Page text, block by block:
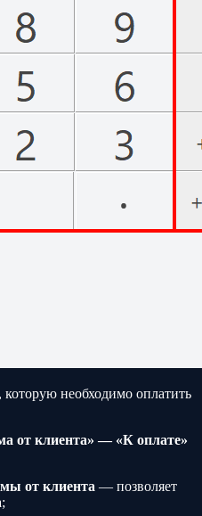
необходимо оплатить
от клиента» — «К оплате»
от клиента — позволяет